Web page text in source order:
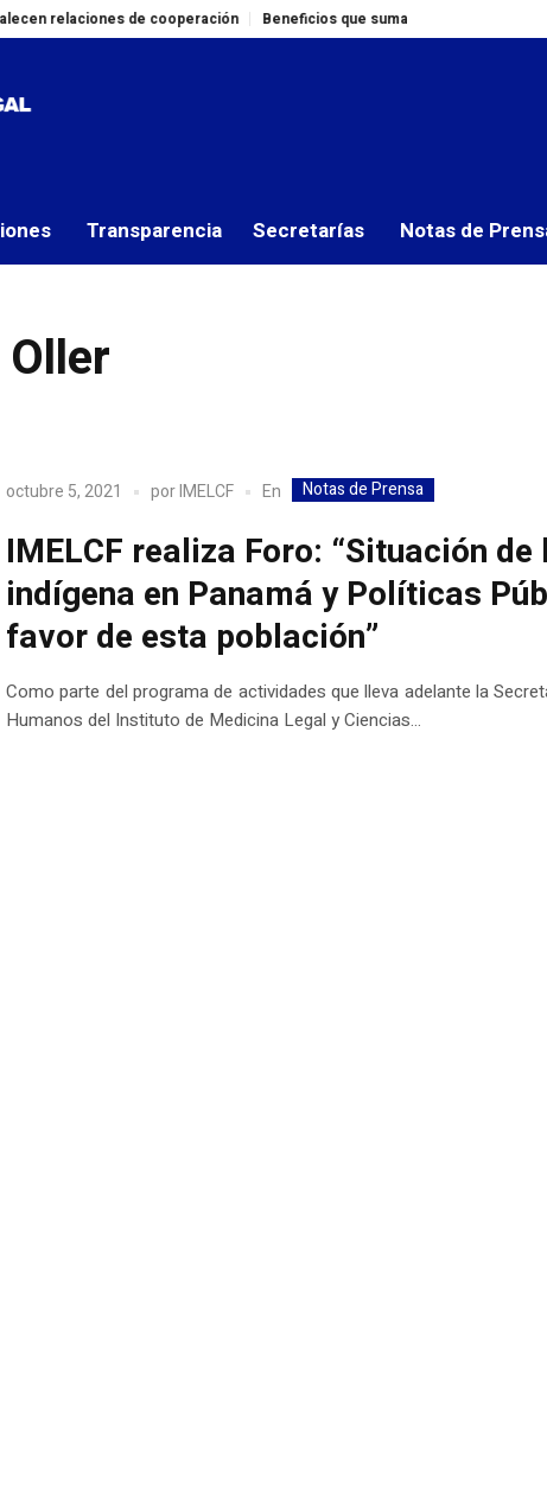
relaciones de cooperación Beneficios que suman: Colaboradores del
Transparencia Secretarías Notas de
octubre 5, 2021 porIMELCF En Notas de Prensa
IMELCF realiza Foro: “Situación
indígena en Panamá y Políticas
favor de esta población”
Como parte del programa de actividades que lleva adelante la
Humanos del Instituto de Medicina Legal y Ciencias...